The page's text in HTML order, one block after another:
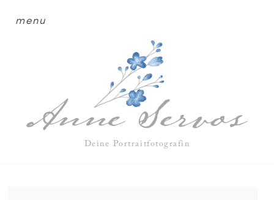
menu
Deine Portraitfotografin